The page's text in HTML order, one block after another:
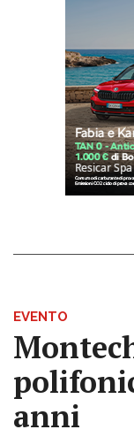
EVENTO
anni